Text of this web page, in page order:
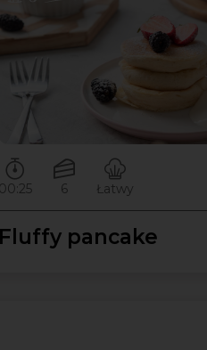
Czas przygotowywania:
00:25
Ilość porcji:
6
Poziom trudności:
Łatwy
Fluffy pancake